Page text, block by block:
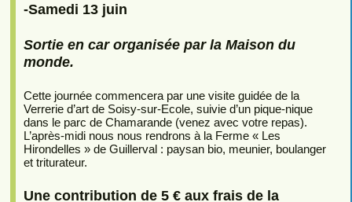
-Samedi 13 juin
Sortie en car organisée par la Maison du
monde.
Cette journée commencera par une visite guidée de la
Verrerie d’art de Soisy-sur-Ecole, suivie d’un pique-nique
dans le parc de Chamarande (venez avec votre repas).
L’après-midi nous nous rendrons à la Ferme « Les
Hirondelles » de Guillerval : paysan bio, meunier, boulanger
et triturateur.
Une contribution de 5 € aux frais de la